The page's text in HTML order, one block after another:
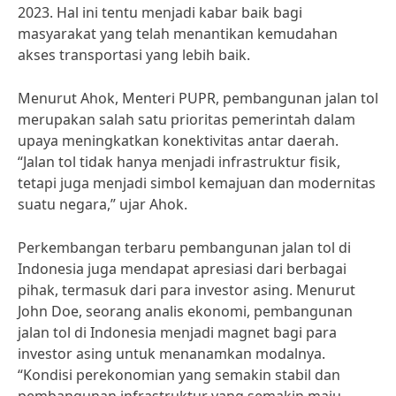
2023. Hal ini tentu menjadi kabar baik bagi
masyarakat yang telah menantikan kemudahan
akses transportasi yang lebih baik.
Menurut Ahok, Menteri PUPR, pembangunan jalan tol
merupakan salah satu prioritas pemerintah dalam
upaya meningkatkan konektivitas antar daerah.
“Jalan tol tidak hanya menjadi infrastruktur fisik,
tetapi juga menjadi simbol kemajuan dan modernitas
suatu negara,” ujar Ahok.
Perkembangan terbaru pembangunan jalan tol di
Indonesia juga mendapat apresiasi dari berbagai
pihak, termasuk dari para investor asing. Menurut
John Doe, seorang analis ekonomi, pembangunan
jalan tol di Indonesia menjadi magnet bagi para
investor asing untuk menanamkan modalnya.
“Kondisi perekonomian yang semakin stabil dan